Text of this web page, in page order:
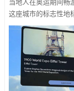
当地人在奥运期间畅
这座城市的标志性地